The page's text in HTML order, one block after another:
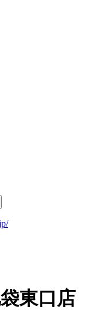
東口店